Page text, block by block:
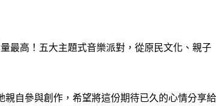
最高！五大主題式音樂派對，從原民文化、親子
親自參與創作，希望將這份期待已久的心情分享給